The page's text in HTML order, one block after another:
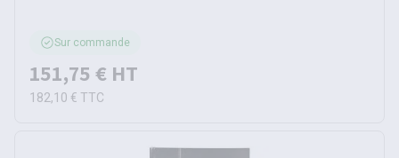
Sur commande
151,75 € HT
182,10 € TTC